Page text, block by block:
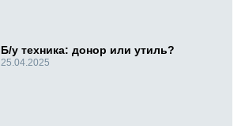
Б/у техника: донор или утиль?
25.04.2025